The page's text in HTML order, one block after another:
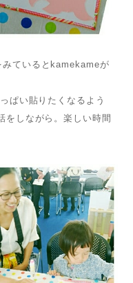
ているとkamekameが
ぱい貼りたくなるよう
をしながら。楽しい時間